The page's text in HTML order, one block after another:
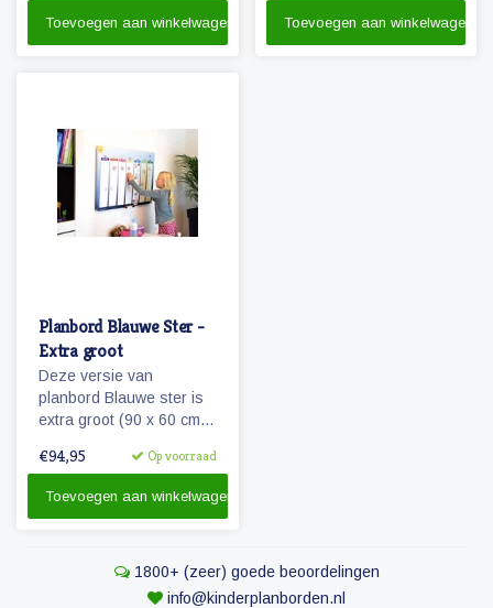
magnetische
Toevoegen aan winkelwagen
week en werkt met
Toevoegen aan winkelwagen
Planbord Blauwe Ster -
Extra groot
Deze versie van
planbord Blauwe ster is
extra groot (90 x 60 cm)
familieplanbord. Het bord
week, is beschrijfbaar
pictogrammen.
€94,95 Op voorraad
Toevoegen aan winkelwagen
1800+ (zeer) goede beoordelingen
info@kinderplanborden.nl